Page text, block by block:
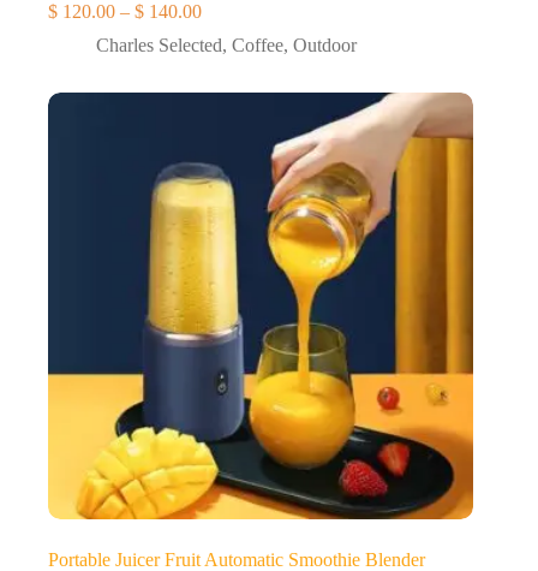
$ 120.00 – $ 140.00价
格
围：
$ 140.00
Charles Selected, Coffee, Outdoor
Portable Juicer Fruit Automatic Smoothie Blender